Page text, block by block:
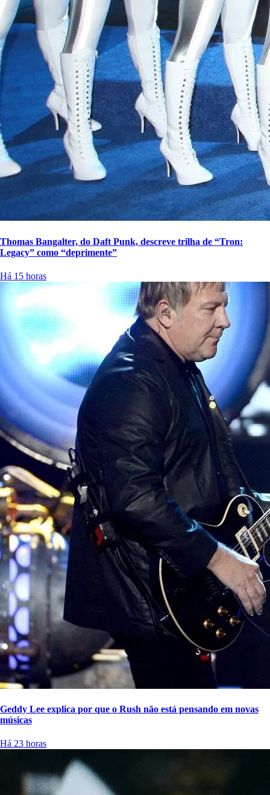
Thomas Bangalter, do Daft Punk, descreve trilha de “Tron:
Legacy” como “deprimente”
Há 15 horas
Geddy Lee explica por que o Rush não está pensando em novas
músicas
Há 23 horas